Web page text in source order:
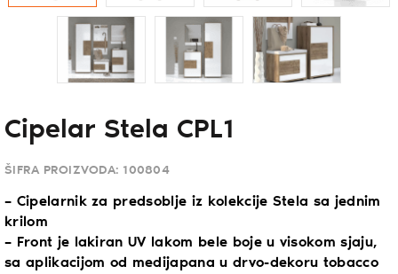
Cipelar Stela CPL1
ŠIFRA PROIZVODA: 100804
– Cipelarnik za predsoblje iz kolekcije Stela sa jednim
krilom
– Front je lakiran UV lakom bele boje u visokom sjaju,
sa aplikacijom od medijapana u drvo-dekoru tobacco